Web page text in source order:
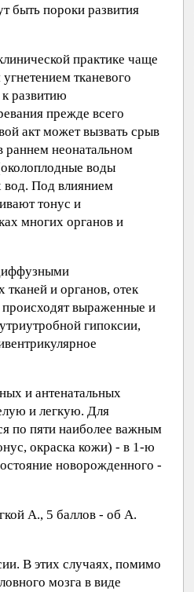
быть пороки развития
практике чаще
тканевого
развитию
прежде всего
акт может вызвать срыв
раннем неонатальном
воды
вод. Под влиянием
тонус и
многих органов и
и органов, отек
выраженные и
гипоксии,
и антенатальных
и легкую. Для
по пяти наиболее важным
окраска кожи) - в 1-ю
новорожденного -
А., 5 баллов - об А.
В этих случаях, помимо
мозга в виде